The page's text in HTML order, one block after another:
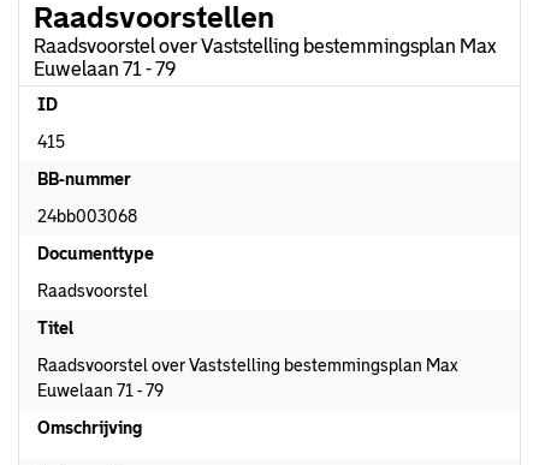
Raadsvoorstellen
Raadsvoorstel over Vaststelling bestemmingsplan Max
Euwelaan 71 - 79
ID
415
BB-nummer
24bb003068
Documenttype
Raadsvoorstel
Titel
Raadsvoorstel over Vaststelling bestemmingsplan Max
Euwelaan 71 - 79
Omschrijving